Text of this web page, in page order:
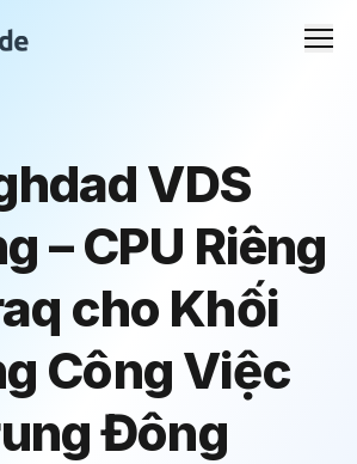
VDS
– CPU Riêng
cho Khối
Công Việc
Đông